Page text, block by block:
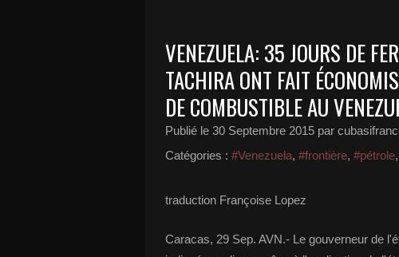
VENEZUELA: 35 JOURS DE
TACHIRA ONT FAIT
DE COMBUSTIBLE AU
Publié le 30 Septembre 2015 par
Catégories : #Venezuela, #frontière, #pétrole,
traduction Françoise Lopez
Caracas, 29 Sep. AVN.- Le gouverneur de